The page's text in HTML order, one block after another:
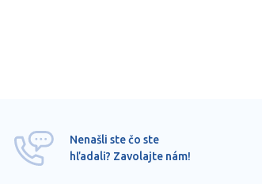
Nenašli ste čo ste
hľadali? Zavolajte nám!